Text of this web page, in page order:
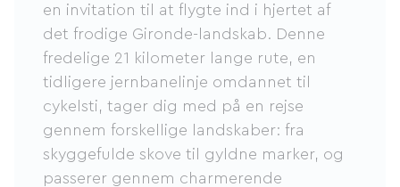
en invitation til at flygte ind i hjertet af
det frodige Gironde-landskab. Denne
fredelige 21 kilometer lange rute, en
tidligere jernbanelinje omdannet til
cykelsti, tager dig med på en rejse
gennem forskellige landskaber: fra
skyggefulde skove til gyldne marker, og
passerer gennem charmerende